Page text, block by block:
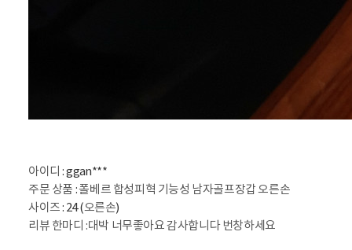
아이디: ggan***
주문 상품 :폴베르 합성피혁 기능성 남자골프장갑 오른손
사이즈: 24 (오른손)
리뷰 한마디 :대박 너무좋아요 감사합니다 번창하세요